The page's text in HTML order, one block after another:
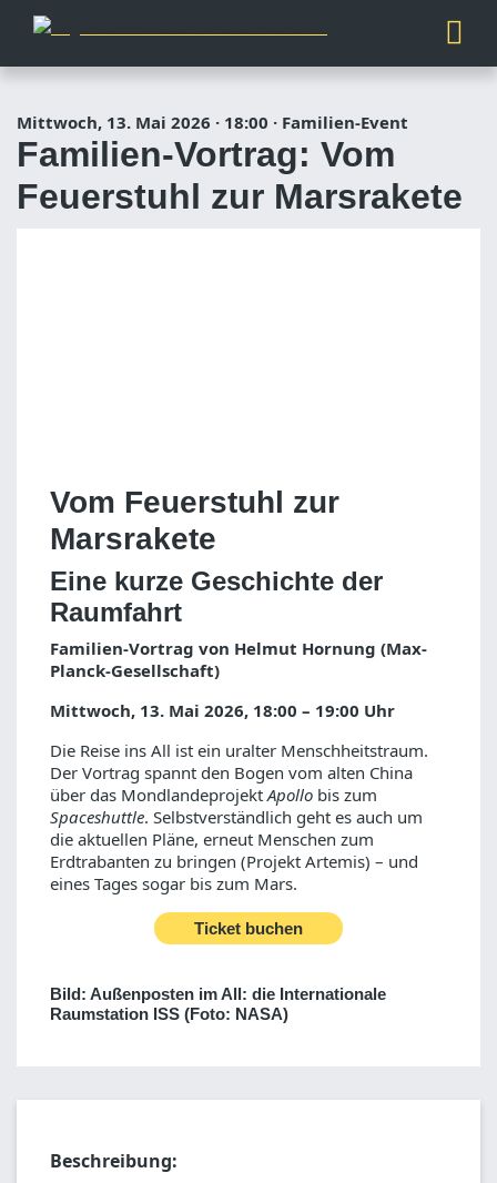
Mittwoch, 13. Mai 2026 · 18:00 · Familien-Event
Familien-Vortrag: Vom
Feuerstuhl zur Marsrakete
Vom Feuerstuhl zur
Marsrakete
Eine kurze Geschichte der
Raumfahrt
Familien-Vortrag von Helmut Hornung (Max-
Planck-Gesellschaft)
Mittwoch, 13. Mai 2026, 18:00 – 19:00 Uhr
Die Reise ins All ist ein uralter Menschheitstraum.
Der Vortrag spannt den Bogen vom alten China
über das MondlandeprojektApollo bis zum
Spaceshuttle. Selbstverständlich geht es auch um
die aktuellen Pläne, erneut Menschen zum
Erdtrabanten zu bringen (Projekt Artemis) – und
eines Tages sogar bis zum Mars.
Ticket buchen
Bild: Außenposten im All: die Internationale
Raumstation ISS (Foto: NASA)
Beschreibung: